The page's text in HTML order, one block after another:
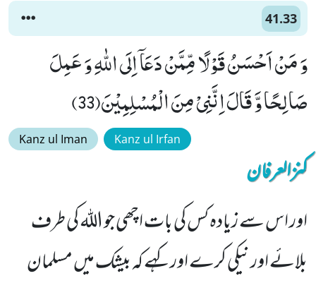
41.33
وَ مَنْ اَحْسَنُ قَوْلًا مِّمَّنْ دَعَاۤ اِلَى اللّٰهِ وَ عَمِلَ
صَالِحًا وَّ قَالَ اِنَّنِیْ مِنَ الْمُسْلِمِیْنَ(33)
Kanz ul Iman Kanz ul Irfan
کنزالعرفان
اور اس سے زیادہ کس کی بات اچھی جو اللہ کی طرف
بلائے اور نیکی کرے اور کہے کہ بیشک میں مسلمان